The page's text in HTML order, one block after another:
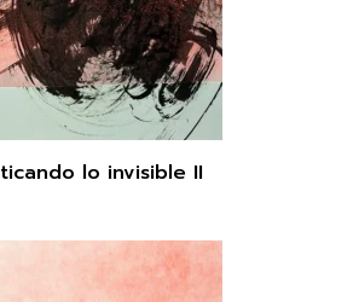
lo invisible II